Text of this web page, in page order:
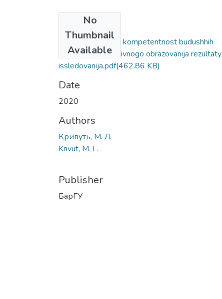
No
Thumbnail
Available
Kommunikativnaja kompetentnost budushhih
pedagogov inkljuzivnogo obrazovanija rezultaty
issledovanija.pdf(462.86 KB)
Date
2020
Authors
Кривуть, М. Л.
Krivut, M. L.
Publisher
БарГУ